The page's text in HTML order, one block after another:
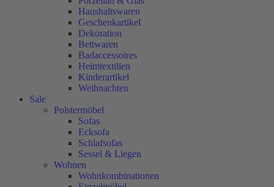
Haushaltswaren
Geschenkartikel
Dekoration
Bettwaren
Badaccessoires
Heimtextilien
Kinderartikel
Weihnachten
Sale
Polstermöbel
Sofas
Ecksofa
Schlafsofas
Sessel & Liegen
Wohnen
Wohnkombinationen